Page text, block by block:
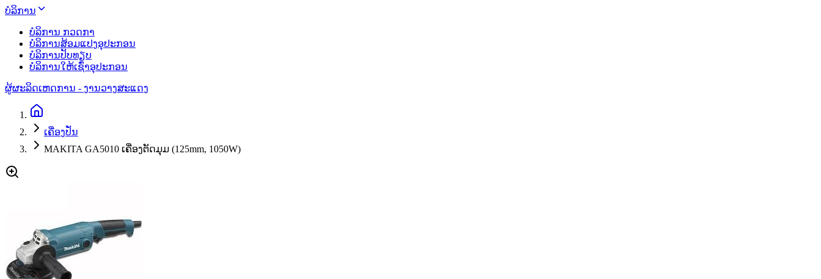
ບໍລິການ
ບໍລິການ ກວດກາ
ບໍລິການສ້ອມແປງອຸປະກອນ
ບໍລິການປັບທຽບ
ບໍລິການໃຫ້ເຊົ່າອຸປະກອນ
ຜູ້ຜະລິດເຫດການ - ງານວາງສະແດງ
ເຄື່ອງປັ່ນ
MAKITA GA5010 ເຄື່ອງຕັດມຸມ (125mm, 1050W)